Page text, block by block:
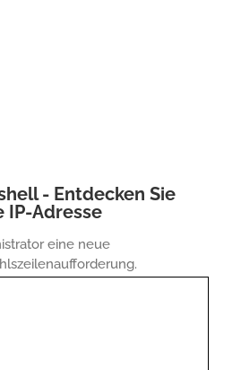
- Entdecken Sie
IP-Adresse
eine neue